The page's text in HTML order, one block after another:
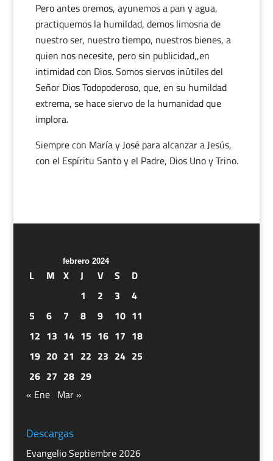
Pero antes oremos, ayunemos a pan y agua,
practiquemos la humildad, demos limosna de
nuestro ser, nuestro tiempo, nuestros bienes, a
quien nos necesite, pero sin publicidad,,en
intimidad con Dios. Somos siervos inútiles del
Señor Dios Todopoderoso, que, en su humildad
extrema, se hace siervo de la humanidad que
implora.
Siempre con María y José para alcanzar a Jesús,
con el Espíritu Santo y el Padre, Dios Uno y Trino.
febrero 2024
L M X J V S
D
1
2 3
4
5
6 7 8 9 10 11
12 13 14 15 16 17 18
19 20 21 22 23 24 25
26 27 28 29
« Ene Mar »
Descargas
Evangelio Septiembre 2026